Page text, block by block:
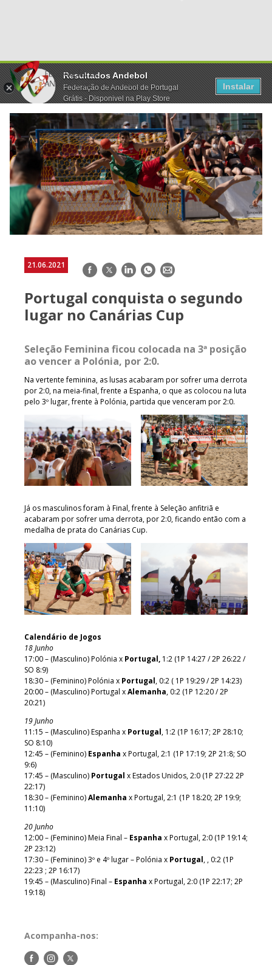
Resultados Andebol
Federação de Andebol de Portugal
Grátis - Disponivel na Play Store
Instalar
21.06.2021 Facebook
TwitterLinkedInWhatsApp
E-
Portugal conquista o segundo
lugar no Canárias Cup
Seleção Feminina ficou colocada na 3ª posição
ao vencer a Polónia, por 2:0.
Na vertente feminina, as lusas acabaram por sofrer uma derrota
por 2:0, na meia-final, frente a Espanha, o que as colocou na luta
pelo 3º lugar, frente à Polónia, partida que venceram por 2:0.
Já os masculinos foram à Final, frente à Seleção anfitriã e
acabaram por sofrer uma derrota, por 2:0, ficando então com a
medalha de prata do Canárias Cup.
Calendário de Jogos
18 Junho
17:00 – (Masculino) Polónia x Portugal, 1:2 (1P 14:27 / 2P 26:22 /
SO 8:9)
18:30 – (Feminino) Polónia x Portugal, 0:2 ( 1P 19:29 / 2P 14:23)
20:00 – (Masculino) Portugal xAlemanha, 0:2 (1P 12:20 / 2P
20:21)
19 Junho
11:15 – (Masculino) Espanha x Portugal, 1:2 (1P 16:17; 2P 28:10;
SO 8:10)
12:45 – (Feminino) Espanha x Portugal, 2:1 (1P 17:19; 2P 21:8; SO
9:6)
17:45 – (Masculino) Portugal x Estados Unidos, 2:0 (1P 27:22 2P
22:17)
18:30 – (Feminino)Alemanha x Portugal, 2:1 (1P 18:20; 2P 19:9;
11:10)
20 Junho
12:00 – (Feminino) Meia Final – Espanha x Portugal, 2:0 (1P 19:14;
2P 23:12)
17:30 – (Feminino) 3º e 4º lugar – Polónia x Portugal, , 0:2 (1P
22:23 ; 2P 16:17)
19:45 – (Masculino) Final – Espanha x Portugal, 2:0 (1P 22:17; 2P
19:18)
Acompanha-nos:
Siga-Siga-Siga-